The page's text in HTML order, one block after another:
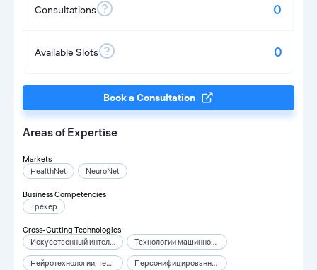
Consultations 0
Available Slots 0
Book a Consultation
Areas of Expertise
Markets
HealthNet
NeuroNet
Business Competencies
Трекер
Cross-Cutting Technologies
Искусственный интеллект
Технологии машинного обучения и когнитивные технологии
Нейротехнологии, технологии виртуальной и дополненной реальностей Персонифицированная медицина